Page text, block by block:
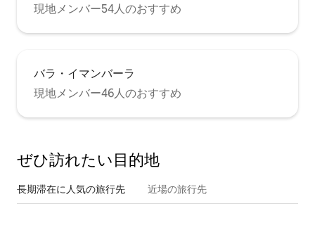
現地メンバー54人のおすすめ
バラ・イマンバーラ
現地メンバー46人のおすすめ
ぜひ訪⁠れ⁠た⁠い目⁠的⁠地
長期滞在に人気の旅行先 近場の旅行先